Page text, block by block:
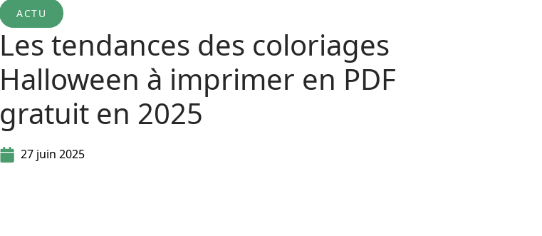
ACTU
Les tendances des coloriages
Halloween à imprimer en PDF
gratuit en 2025
27 juin 2025